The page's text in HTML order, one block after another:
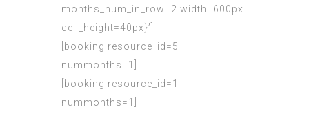
months_num_in_row=2 width=600px
cell_height=40px}’]
[booking resource_id=5
nummonths=1]
[booking resource_id=1
nummonths=1]